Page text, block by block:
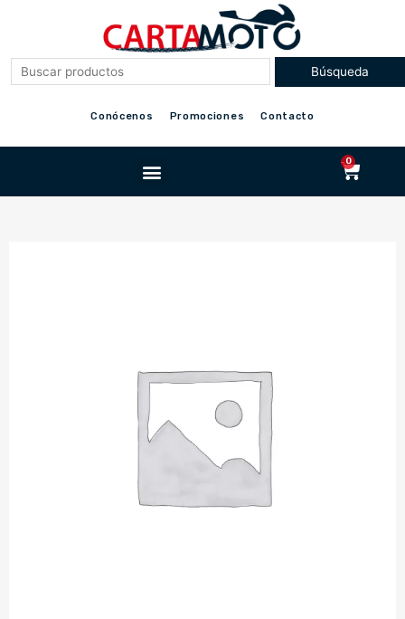
Conócenos Promociones Contacto
Menu 0